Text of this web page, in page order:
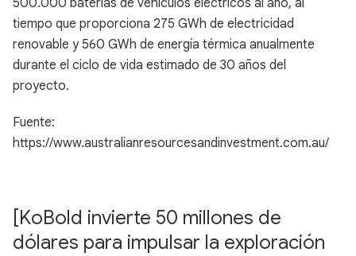
500.000 baterías de vehículos eléctricos al año, al
tiempo que proporciona 275 GWh de electricidad
renovable y 560 GWh de energía térmica anualmente
durante el ciclo de vida estimado de 30 años del
proyecto.
Fuente:
https://www.australianresourcesandinvestment.com.au/
[KoBold invierte 50 millones de
dólares para impulsar la exploración